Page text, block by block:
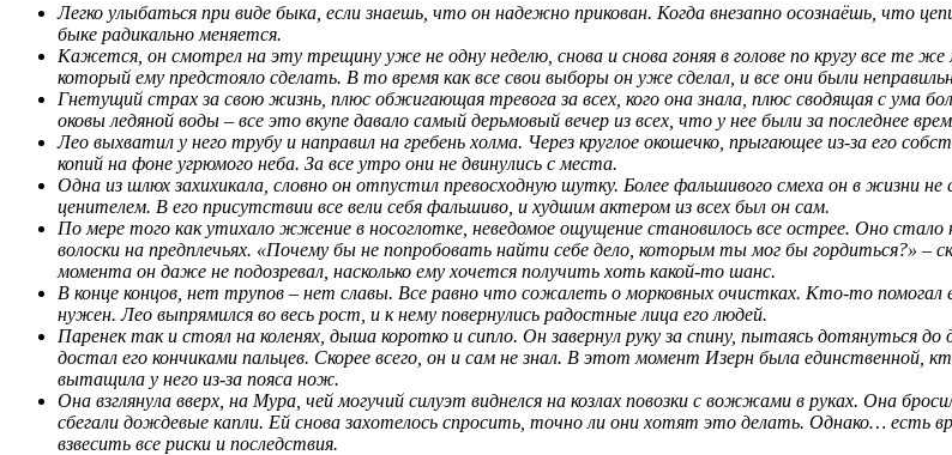
Легко улыбаться при виде быка, если знаешь, что он надежно прикован. Когда внезапно осознаёшь, что
быке радикально меняется.
Кажется, он смотрел на эту трещину уже не одну неделю, снова и снова гоняя в голове по кругу все те
который ему предстояло сделать. В то время как все свои выборы он уже сделал, и все они были
Гнетущий страх за свою жизнь, плюс обжигающая тревога за всех, кого она знала, плюс сводящая с ума
оковы ледяной воды – все это вкупе давало самый дерьмовый вечер из всех, что у нее были за последнее
Лео выхватил у него трубу и направил на гребень холма. Через круглое окошечко, прыгающее из-за его
копий на фоне угрюмого неба. За все утро они не двинулись с места.
Одна из шлюх захихикала, словно он отпустил превосходную шутку. Более фальшивого смеха он в жизни
ценителем. В его присутствии все вели себя фальшиво, и худшим актером из всех был он сам.
По мере того как утихало жжение в носоглотке, неведомое ощущение становилось все острее. Оно
волоски на предплечьях. «Почему бы не попробовать найти себе дело, которым ты мог бы гордиться?»
момента он даже не подозревал, насколько ему хочется получить хоть какой-то шанс.
В конце концов, нет трупов – нет славы. Все равно что сожалеть о морковных очистках. Кто-то
нужен. Лео выпрямился во весь рост, и к нему повернулись радостные лица его людей.
Паренек так и стоял на коленях, дыша коротко и сипло. Он завернул руку за спину, пытаясь дотянуться
достал его кончиками пальцев. Скорее всего, он и сам не знал. В этот момент Изерн была единственной,
вытащила у него из-за пояса нож.
Она взглянула вверх, на Мура, чей могучий силуэт виднелся на козлах повозки с вожжами в руках. Она
сбегали дождевые капли. Ей снова захотелось спросить, точно ли они хотят это делать. Однако…
взвесить все риски и последствия.